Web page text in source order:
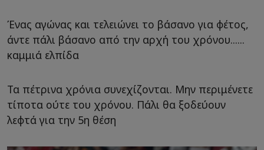
Ένας αγώνας και τελειώνει το βάσανο για φέτος,
άντε πάλι βάσανο από την αρχή του χρόνου......
καμμιά ελπίδα
Τα πέτρινα χρόνια συνεχίζονται. Μην περιμένετε
τίποτα ούτε του χρόνου. Πάλι θα ξοδεύουν
λεφτά για την 5η θέση